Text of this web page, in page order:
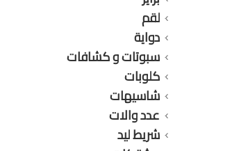
لقم
دواية
سبوتات و كشافات
كلوبات
شاسيهات
عدد والات
شريط ليد